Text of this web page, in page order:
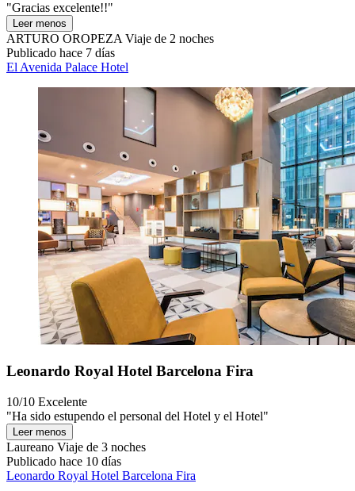
"Gracias excelente!!"
Leer menos
ARTURO OROPEZA Viaje de 2 noches
Publicado hace 7 días
El Avenida Palace Hotel
Leonardo Royal Hotel Barcelona Fira
10/10 Excelente
"Ha sido estupendo el personal del Hotel y el Hotel"
Leer menos
Laureano Viaje de 3 noches
Publicado hace 10 días
Leonardo Royal Hotel Barcelona Fira